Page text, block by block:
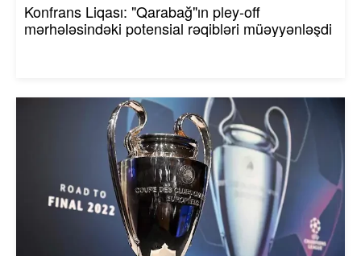
Konfrans Liqası: "Qarabağ"ın pley-off
mərhələsindəki potensial rəqibləri müəyyənləşdi